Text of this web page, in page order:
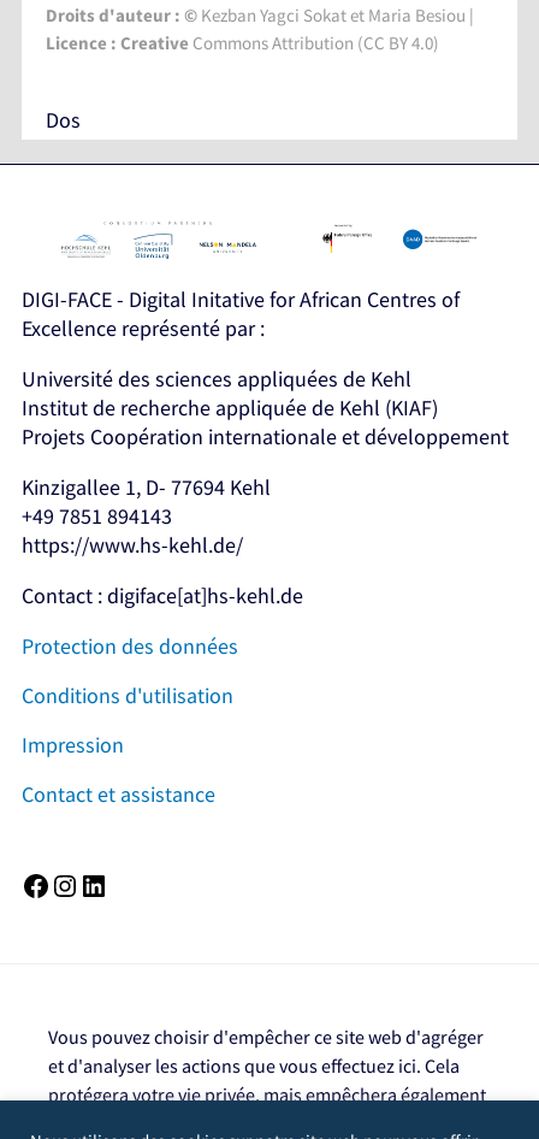
Droits d'auteur : © Kezban Yagci Sokat et Maria Besiou |
Licence : Creative Commons Attribution (CC BY 4.0)
Dos
DIGI-FACE - Digital Initative for African Centres of
Excellence représenté par :
Université des sciences appliquées de Kehl
Institut de recherche appliquée de Kehl (KIAF)
Projets Coopération internationale et développement
Kinzigallee 1, D- 77694 Kehl
+49 7851 894143
https://www.hs-kehl.de/
Contact : digiface[at]hs-kehl.de
Protection des données
Conditions d'utilisation
Impression
Contact et assistance
Facebook Instagram
Vous pouvez choisir d'empêcher ce site web d'agréger
et d'analyser les actions que vous effectuez ici. Cela
protégera votre vie privée, mais empêchera également